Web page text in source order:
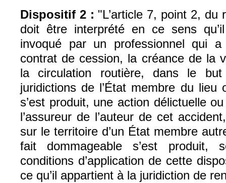
Dispositif 2 : "L’article 7, point 2, du
doit être interprété en ce sens
invoqué par un professionnel qui
contrat de cession, la créance de la
la circulation routière, dans le but
juridictions de l’État membre du lieu
s’est produit, une action délictuelle
l’assureur de l’auteur de cet
sur le territoire d’un État membre
fait dommageable s’est produit,
conditions d’application de cette
ce qu’il appartient à la juridiction de